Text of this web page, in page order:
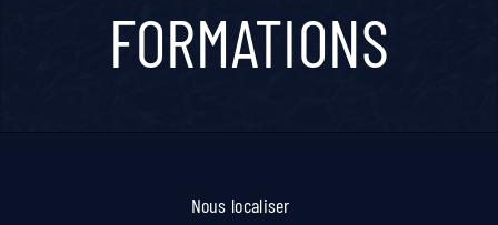
FORMATIONS
Nous localiser